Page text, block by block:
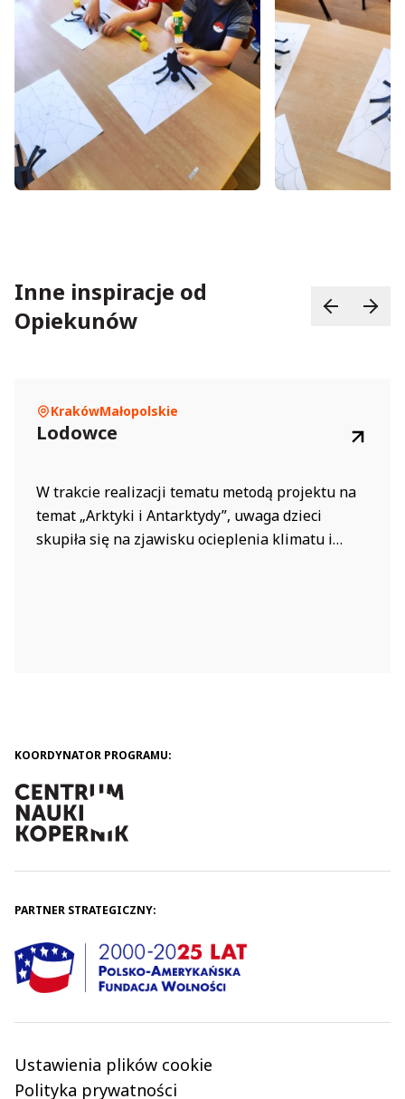
Inne inspiracje od
Opiekunów
KrakówMałopolskie
Lodowce
W trakcie realizacji tematu metodą projektu na
temat „Arktyki i Antarktydy”, uwaga dzieci
skupiła się na zjawisku ocieplenia klimatu i
KOORDYNATOR PROGRAMU:
PARTNER STRATEGICZNY:
Ustawienia plików cookie
Polityka prywatności